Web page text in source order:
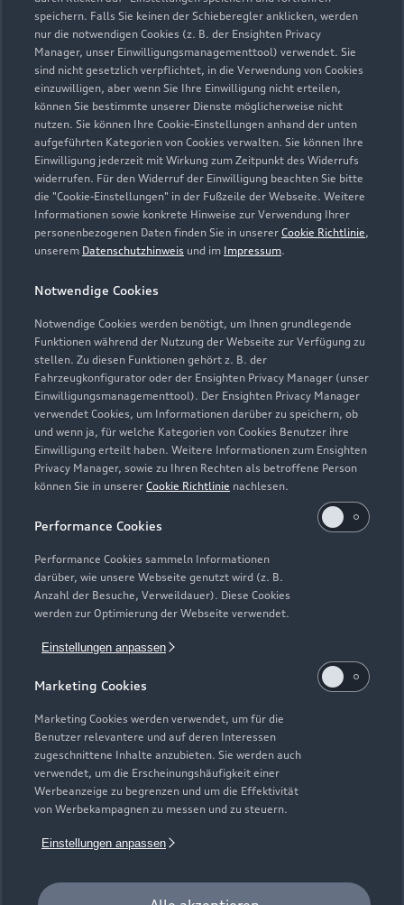
speichern. Falls Sie keinen der Schieberegler anklicken, werden
nur die notwendigen Cookies (z. B. der Ensighten Privacy
Manager, unser Einwilligungsmanagementtool) verwendet. Sie
sind nicht gesetzlich verpflichtet, in die Verwendung von Cookies
einzuwilligen, aber wenn Sie Ihre Einwilligung nicht erteilen,
können Sie bestimmte unserer Dienste möglicherweise nicht
nutzen. Sie können Ihre Cookie-Einstellungen anhand der unten
aufgeführten Kategorien von Cookies verwalten. Sie können Ihre
Einwilligung jederzeit mit Wirkung zum Zeitpunkt des Widerrufs
widerrufen. Für den Widerruf der Einwilligung beachten Sie bitte
die "Cookie-Einstellungen" in der Fußzeile der Webseite. Weitere
Informationen sowie konkrete Hinweise zur Verwendung Ihrer
personenbezogenen Daten finden Sie in unserer Cookie Richtlinie,
unserem Datenschutzhinweis und im Impressum.
Notwendige Cookies
Notwendige Cookies werden benötigt, um Ihnen grundlegende
Funktionen während der Nutzung der Webseite zur Verfügung zu
stellen. Zu diesen Funktionen gehört z. B. der
Fahrzeugkonfigurator oder der Ensighten Privacy Manager (unser
Einwilligungsmanagementtool). Der Ensighten Privacy Manager
verwendet Cookies, um Informationen darüber zu speichern, ob
und wenn ja, für welche Kategorien von Cookies Benutzer ihre
Einwilligung erteilt haben. Weitere Informationen zum Ensighten
Privacy Manager, sowie zu Ihren Rechten als betroffene Person
können Sie in unserer Cookie Richtlinie nachlesen.
Performance Cookies
Performance Cookies sammeln Informationen
darüber, wie unsere Webseite genutzt wird (z. B.
Anzahl der Besuche, Verweildauer). Diese Cookies
werden zur Optimierung der Webseite verwendet.
Einstellungen anpassen
Marketing Cookies
Marketing Cookies werden verwendet, um für die
Benutzer relevantere und auf deren Interessen
zugeschnittene Inhalte anzubieten. Sie werden auch
verwendet, um die Erscheinungshäufigkeit einer
Werbeanzeige zu begrenzen und um die Effektivität
von Werbekampagnen zu messen und zu steuern.
Einstellungen anpassen
Verkauf
Geschlossen,öffnet amMontag 08:00
Service
Geschlossen ,öffnet amMontag 07:30
Teile- & Zubehörverkauf
Geschlossen,öffnet amMontag 08:00
Schautag
Geschlossen,öffnet amSonntag 10:00
An Feiertagen geschlossen
Zurück nach oben
Modelle
Elektromodelle
Plug-in-Hybride
Neuwagensuche
Gebrauchtwagensuche
Geschäftskunden
Service & Zubehör
Saisonale Angebote
Audi Services
Garantie
Audi digital services
myAudi
Support
Audi Code
Häufige Fragen (FAQ)
Audi Online Beratung
Online-Terminvereinbarung
Servicekontakt
Über Audi
Unternehmen
Karriere
Investor Relations
Audi erleben
© 2026 AUDI AG. Alle Rechte vorbehalten
Impressum Rechtliches
Cookie-Richtlinie